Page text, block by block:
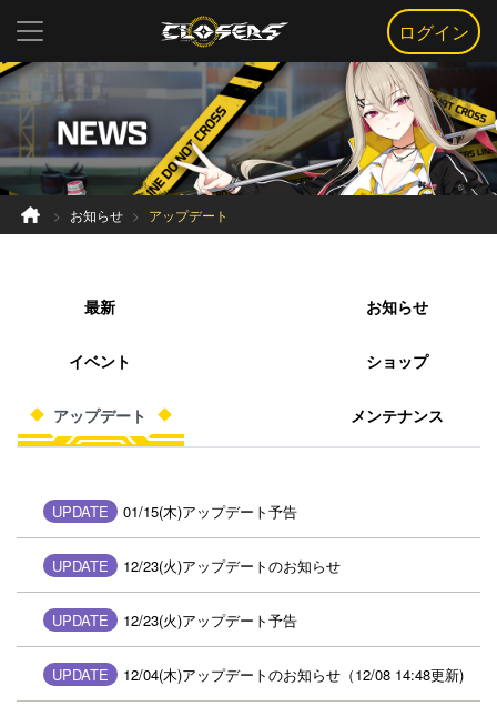
ログイン
お知らせ アップデート
最新 お知らせ
イベント ショップ
アップデート メンテナンス
UPDATE 01/15(木)アップデート予告
UPDATE 12/23(火)アップデートのお知らせ
UPDATE 12/23(火)アップデート予告
UPDATE 12/04(木)アップデートのお知らせ（12/08 14:48更新)